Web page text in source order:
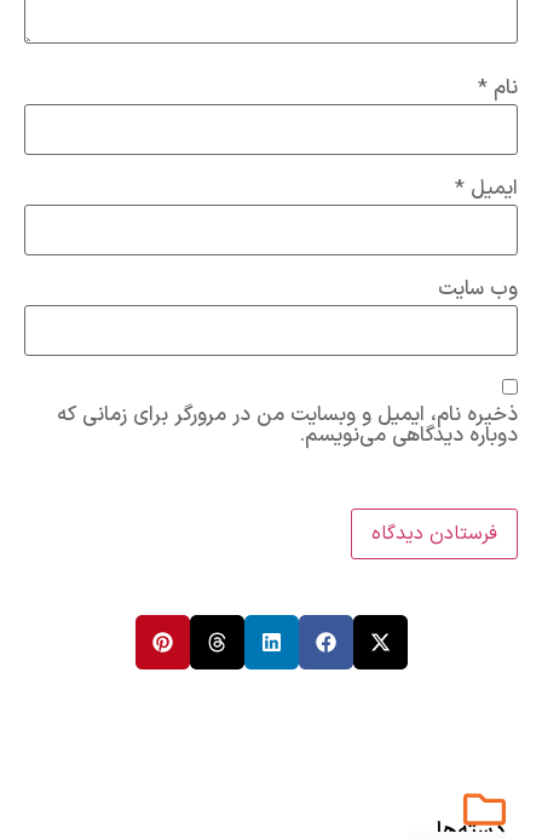
نام *
ایمیل *
وب‌ سایت
ذخیره نام، ایمیل و وبسایت من در مرورگر برای زمانی که
دوباره دیدگاهی می‌نویسم.
دسته‌ها